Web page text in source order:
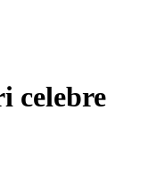
celebre